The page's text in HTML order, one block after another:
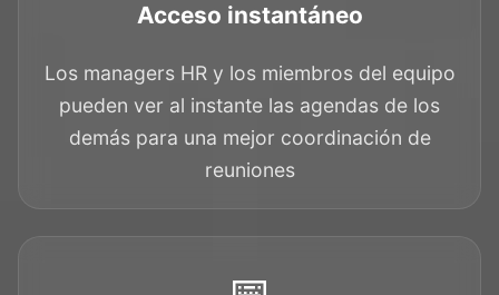
Acceso instantáneo
Los managers HR y los miembros del equipo
pueden ver al instante las agendas de los
demás para una mejor coordinación de
reuniones